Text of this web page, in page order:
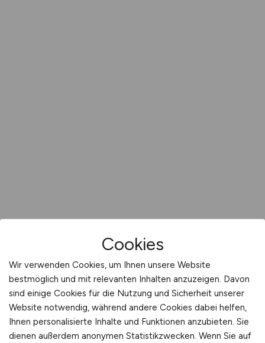
Cookies
Wir verwenden Cookies, um Ihnen unsere Website
bestmöglich und mit relevanten Inhalten anzuzeigen. Davon
sind einige Cookies für die Nutzung und Sicherheit unserer
Website notwendig, während andere Cookies dabei helfen,
Ihnen personalisierte Inhalte und Funktionen anzubieten. Sie
dienen außerdem anonymen Statistikzwecken. Wenn Sie auf